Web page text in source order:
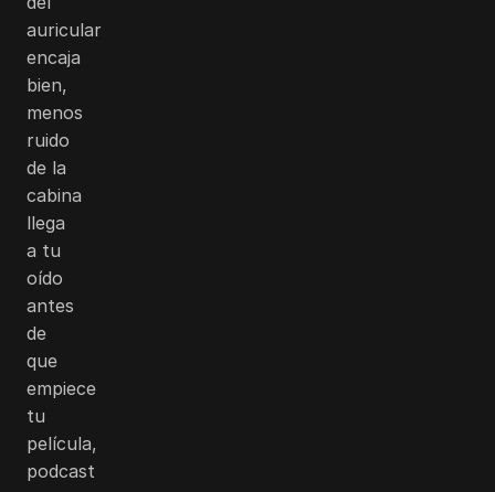
auricular
encaja
bien,
menos
ruido
de la
cabina
llega
a tu
oído
antes
de
que
empiece
tu
película,
podcast